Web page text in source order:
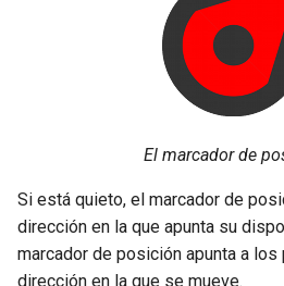
Cambiar la pantalla de
ubicación actual
Guardar la ubicación actual
Compartiendo la ubicación
El marcador de
Si está quieto, el marcador de
dirección en la que apunta su
marcador de posición apunta a
dirección en la que se mueve.